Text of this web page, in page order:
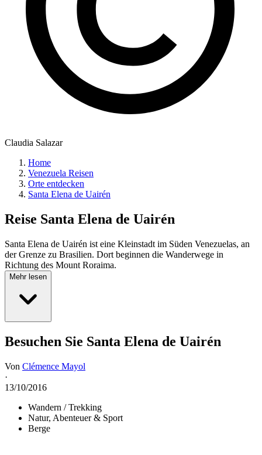
Claudia Salazar
Home
Venezuela Reisen
Orte entdecken
Santa Elena de Uairén
Reise Santa Elena de Uairén
Santa Elena de Uairén ist eine Kleinstadt im Süden Venezuelas, an
der Grenze zu Brasilien. Dort beginnen die Wanderwege in
Richtung des Mount Roraima.
Mehr lesen
Besuchen Sie Santa Elena de Uairén
Von Clémence Mayol
·
13/10/2016
Wandern / Trekking
Natur, Abenteuer & Sport
Berge